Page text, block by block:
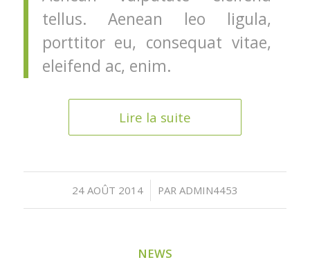
tellus. Aenean leo ligula,
porttitor eu, consequat vitae,
eleifend ac, enim.
Lire la suite
24 AOÛT 2014
/ PAR ADMIN4453
NEWS